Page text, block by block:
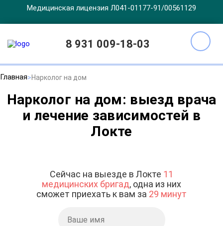
Медицинская лицензия Л041-01177-91/00561129
8 931 009-18-03
Главная Нарколог на дом
Нарколог на дом: выезд врача
и лечение зависимостей в
Локте
Сейчас на выезде в Локте 11
медицинских бригад, одна из них
сможет приехать к вам за 29 минут